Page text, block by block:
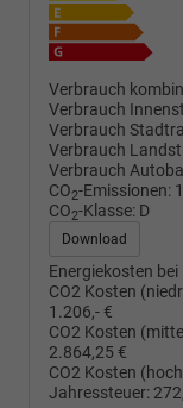
Verbrauch
Verbrauch
Verbrauch
Verbrauch
Verbrauch
CO2-Emissionen:
CO2-Klasse: D
Download
Energiekosten
CO2 Kosten
1.206,- €
CO2 Kosten
2.864,25 €
CO2 Kosten
Jahressteuer: